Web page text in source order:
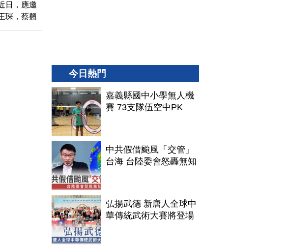
日，應邀
琛，蔡翹
和由內而
開眼界
今日熱門
嘉義縣國中小學無人機
賽 73支隊伍空中PK
中共假借颱風「交管」
台海 台陸委會怒轟無知
弘揚武德 新唐人全球中
華傳統武術大賽將登場